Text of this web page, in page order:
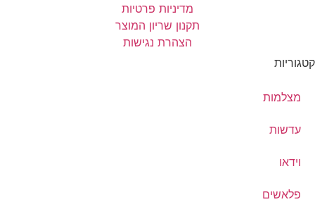
מדיניות פרטיות
תקנון שריון המוצר
הצהרת נגישות
קטגוריות
מצלמות
עדשות
וידאו
פלאשים